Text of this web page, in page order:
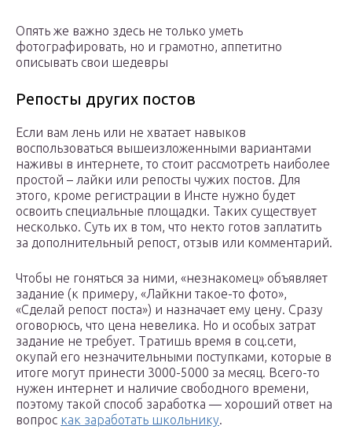
Опять же важно здесь не только уметь
фотографировать, но и грамотно, аппетитно
описывать свои шедевры
Репосты других постов
Если вам лень или не хватает навыков
воспользоваться вышеизложенными вариантами
наживы в интернете, то стоит рассмотреть наиболее
простой – лайки или репосты чужих постов. Для
этого, кроме регистрации в Инсте нужно будет
освоить специальные площадки. Таких существует
несколько. Суть их в том, что некто готов заплатить
за дополнительный репост, отзыв или комментарий.
Чтобы не гоняться за ними, «незнакомец» объявляет
задание (к примеру, «Лайкни такое-то фото»,
«Сделай репост поста») и назначает ему цену. Сразу
оговорюсь, что цена невелика. Но и особых затрат
задание не требует. Тратишь время в соц.сети,
окупай его незначительными поступками, которые в
итоге могут принести 3000-5000 за месяц. Всего-то
нужен интернет и наличие свободного времени,
поэтому такой способ заработка — хороший ответ на
вопрос как заработать школьнику.